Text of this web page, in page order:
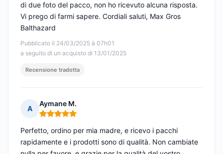
Pubblicato il 24/03/2025 à 07h01
a seguito di un acquisto di 13/01/2025
di due foto del pacco, non ho ricevuto alcuna risposta.
Vi prego di farmi sapere. Cordiali saluti, Max Gros
Balthazard
Recensione tradotta
A
Aymane M.
Nota: 5 su 5
Perfetto, ordino per mia madre, e ricevo i pacchi
rapidamente e i prodotti sono di qualità. Non cambiate